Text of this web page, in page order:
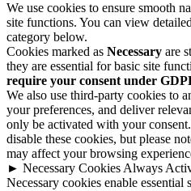
We use cookies to ensure smooth
site functions. You can view
category below.
Cookies marked as Necessary are
they are essential for basic site
require your consent under
We also use third-party cookies to
your preferences, and deliver
only be activated with your
disable these cookies, but please
may affect your browsing
► Necessary CookiesAlways
Necessary cookies enable essential